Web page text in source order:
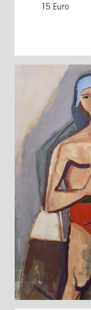
15 Euro